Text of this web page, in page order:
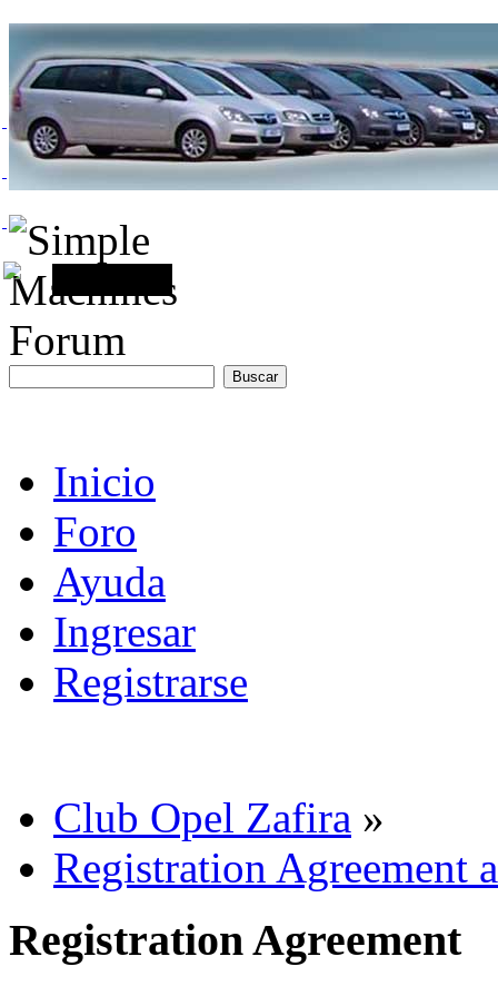
Inicio
Foro
Ayuda
Ingresar
Registrarse
Club Opel Zafira »
Registration Agreement
Registration Agreement